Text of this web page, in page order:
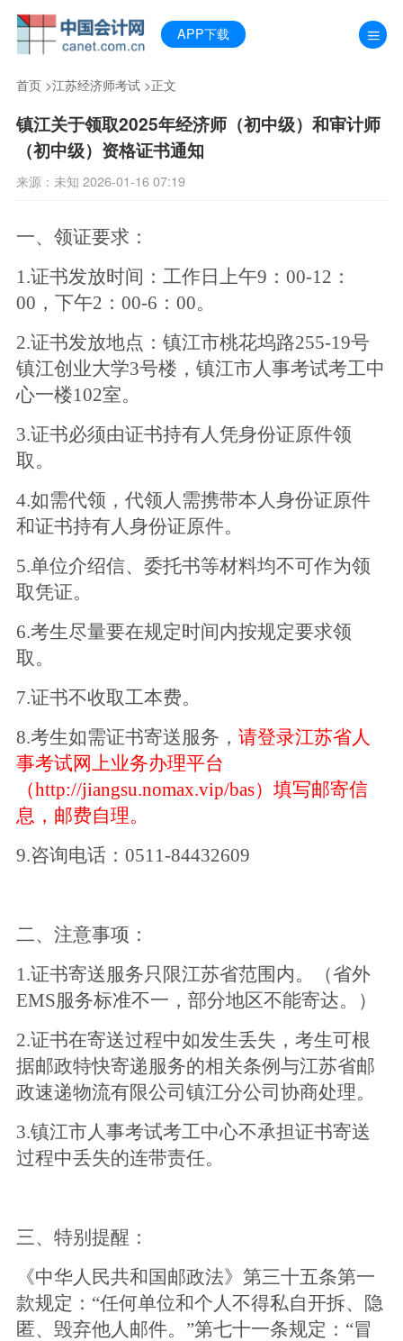
APP下载
首页>江苏经济师考试>正文
镇江关于领取2025年经济师（初中级）和审计师
（初中级）资格证书通知
来源：未知 2026-01-16 07:19
一、领证要求：
1.证书发放时间：工作日上午9：00-12：
00，下午2：00-6：00。
2.证书发放地点：镇江市桃花坞路255-19号
镇江创业大学3号楼，镇江市人事考试考工中
心一楼102室。
3.证书必须由证书持有人凭身份证原件领
取。
4.如需代领，代领人需携带本人身份证原件
和证书持有人身份证原件。
5.单位介绍信、委托书等材料均不可作为领
取凭证。
6.考生尽量要在规定时间内按规定要求领
取。
7.证书不收取工本费。
8.考生如需证书寄送服务， 请登录江苏省人
事考试网上业务办理平台
（http://jiangsu.nomax.vip/bas）填写邮寄信
息，邮费自理。
9.咨询电话：0511-84432609
二、注意事项：
1.证书寄送服务只限江苏省范围内。（省外
EMS服务标准不一，部分地区不能寄达。）
2.证书在寄送过程中如发生丢失，考生可根
据邮政特快寄递服务的相关条例与江苏省邮
政速递物流有限公司镇江分公司协商处理。
3.镇江市人事考试考工中心不承担证书寄送
过程中丢失的连带责任。
三、特别提醒：
《中华人民共和国邮政法》第三十五条第一
款规定： “任何单位和个人不得私自开拆、隐
匿、毁弃他人邮件。”第七十一条规定：“冒